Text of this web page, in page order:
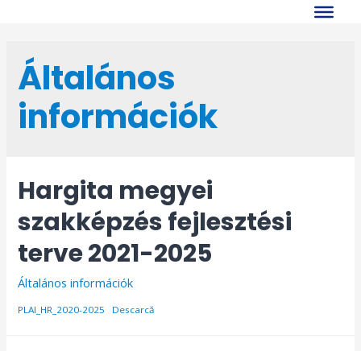
Általános
információk
Hargita megyei
szakképzés fejlesztési
terve 2021-2025
Általános információk
PLAI_HR_2020-2025 Descarcă